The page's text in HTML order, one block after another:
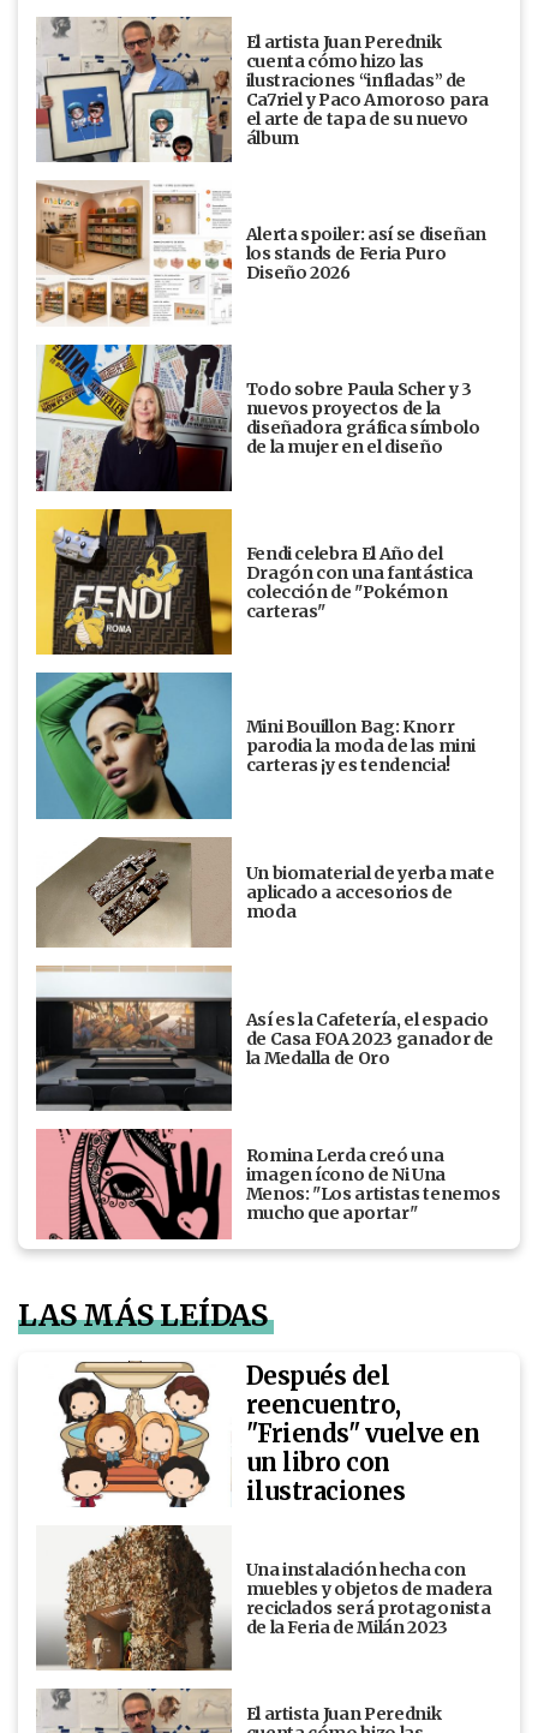
El artista Juan Perednik
cuenta cómo hizo las
ilustraciones “infladas” de
Ca7riel y Paco Amoroso para
el arte de tapa de su nuevo
álbum
Alerta spoiler: así se diseñan
los stands de Feria Puro
Diseño 2026
Todo sobre Paula Scher y 3
nuevos proyectos de la
diseñadora gráfica símbolo
de la mujer en el diseño
Fendi celebra El Año del
Dragón con una fantástica
colección de "Pokémon
carteras"
Mini Bouillon Bag: Knorr
parodia la moda de las mini
carteras ¡y es tendencia!
Un biomaterial de yerba mate
aplicado a accesorios de
moda
Así es la Cafetería, el espacio
de Casa FOA 2023 ganador de
la Medalla de Oro
Romina Lerda creó una
imagen ícono de Ni Una
Menos: "Los artistas tenemos
mucho que aportar"
LAS MÁS LEÍDAS
Después del
reencuentro,
"Friends" vuelve en
un libro con
ilustraciones
Una instalación hecha con
muebles y objetos de madera
reciclados será protagonista
de la Feria de Milán 2023
El artista Juan Perednik